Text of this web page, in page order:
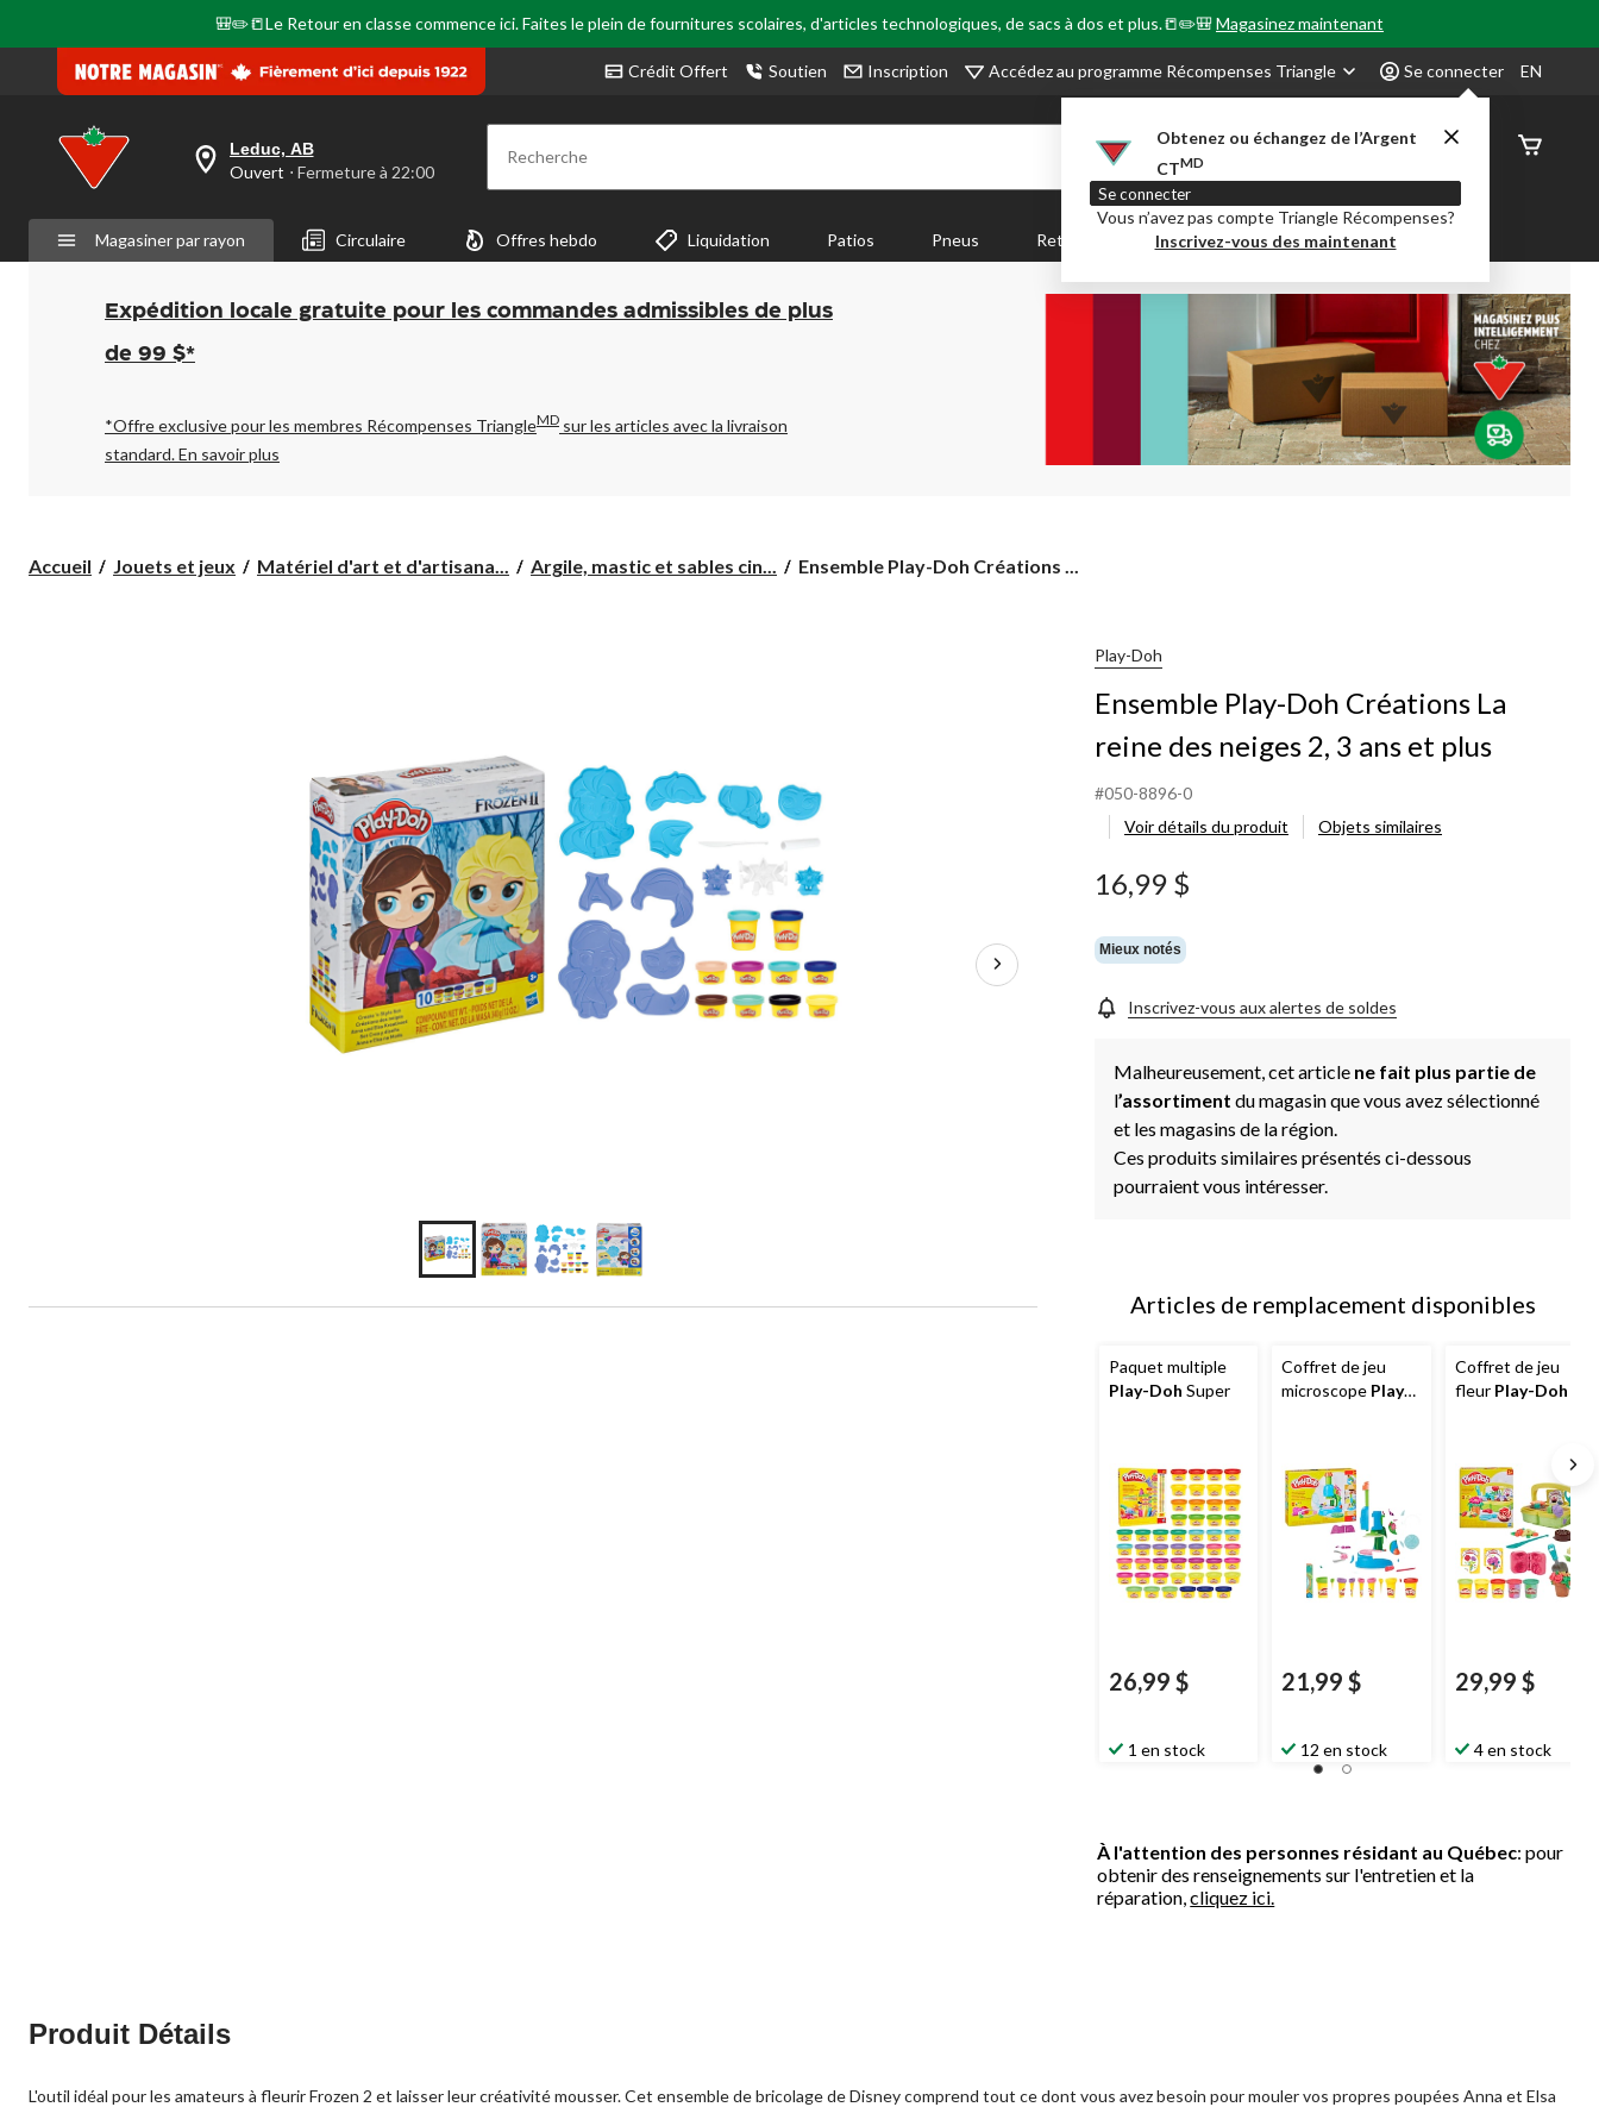
🎒✏️📒Le Retour en classe commence ici. Faites le plein de fournitures scolaires, d'articles technologiques, de sacs à dos et plus.📒✏️🎒Magasinez maintenant
Crédit Offert Soutien Inscription Accédez au programme Récompenses Triangle Se connecter
Obtenez ou échangez de l’Argent
CTMD
Se connecter
Vous n’avez pas compte Triangle Récompenses?
Inscrivez-vous des maintenant
EN
votre
est
Leduc,
AB,
Ouvert,
Fermeture
à
pour
changer
Leduc, AB
Ouvert ⋅ Fermeture à 22:00 Recherche
État de
Magasiner par rayon Circulaire Offres hebdo Liquidation Patios Pneus Retour en Classe Party City Centre-auto
Expédition locale gratuite pour les commandes admissibles de plus
de 99 $*
*Offre exclusive pour les membres Récompenses TriangleMD sur les articles avec la livraison
standard.En savoir plus
Accueil Jouets et jeux Matériel d'art et d'artisana... Argile, mastic et sables cin...
Ensemble
ans
et
plus
Ensemble Play-Doh Créations ...
Play-Doh
Ensemble Play-Doh Créations La
reine des neiges 2, 3 ans et plus
#050-8896-0
Voir détails du produit
Objets similaires
16,99 $
Mieux notés
Inscrivez-vous aux alertes de soldes
Malheureusement, cet article ne fait plus partie de
l’assortiment du magasin que vous avez sélectionné
et les magasins de la région.
Ces produits similaires présentés ci-dessous
pourraient vous intéresser.
Articles de remplacement disponibles
Paquet multiple
Play-Doh Super
26,99 $
1 en stock
Coffret de jeu
microscope Play-
21,99 $
12 en stock
Coffret de jeu
fleur Play-Doh
29,99 $
4 en stock
À l'attention des personnes résidant au Québec: pour
obtenir des renseignements sur l'entretien et la
réparation,cliquez ici.
Produit Détails
L'outil idéal pour les amateurs à fleurir Frozen 2 et laisser leur créativité mousser. Cet ensemble de bricolage de Disney comprend tout ce dont vous avez besoin pour mouler vos propres poupées Anna et Elsa